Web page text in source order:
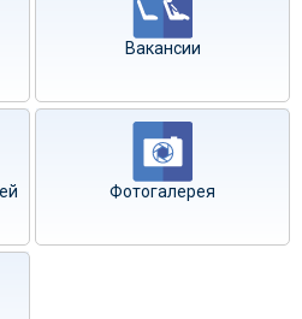
Вакансии
Фотогалерея